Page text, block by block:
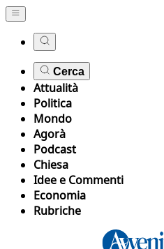
Cerca
Attualità
Politica
Mondo
Agorà
Podcast
Chiesa
Idee e Commenti
Economia
Rubriche